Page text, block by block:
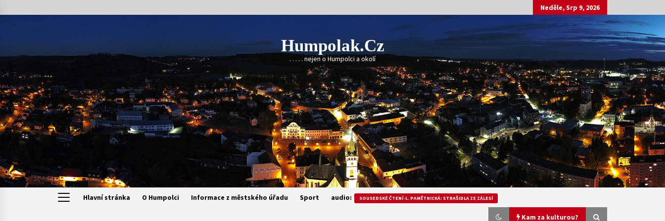
to
content
Neděle, Srp 9, 2026
Humpolak.cz
. . . . . nejen o Humpolci a okolí
Hlavní stránka O Humpolci Informace z městského úřadu Sport audio: SOUSEDSKÉ ČTENÍ-L. PAMĚTNICKÁ: STRAŠIDLA ZE ZÁLESÍ
Kam za kulturou?